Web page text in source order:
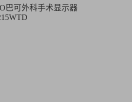
巴可外科手术显示器